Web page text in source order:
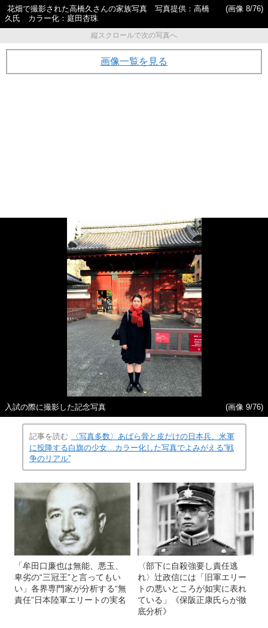
花畑で撮影された高橋久さんの家族写真 写真提供：高橋
久氏 カラー化：庭田杏珠
(画像 8/76)
縦スクロールで次の写真へ
画像一覧を見る
入試の際に撮影した記念写真 (画像 9/76)
記事を読む
〈写真多数〉あばら骨と皮だけの日本兵、米軍
に投降する白旗の少女…カラー化した写真でよみがえる“戦
争のリアル”
「牟田口廉也は無能、悪玉、
卑劣の“三冠王”と言ってもい
い」各界専門家が分析する“無
責任”日本陸軍エリートの実名
〈部下に自殺強要し責任逃
れ〉辻政信には「旧軍エリー
トの悪いところが如実に表れ
ている」《保阪正康氏らが徹
底分析》